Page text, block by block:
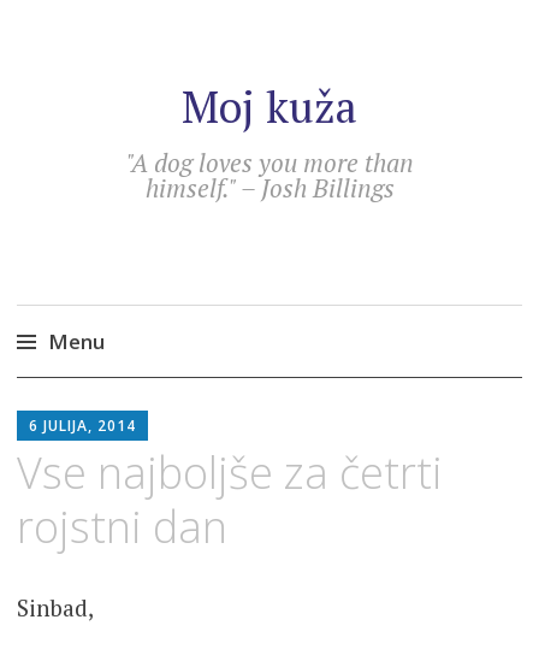
Moj kuža
"A dog loves you more than
himself." – Josh Billings
Menu
to
content
6 JULIJA, 2014
Vse najboljše za četrti
rojstni dan
Sinbad,